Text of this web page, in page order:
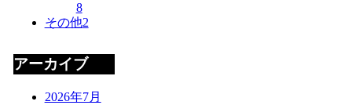
8
その他2
アーカイブ
2026年7月